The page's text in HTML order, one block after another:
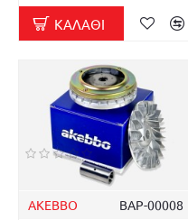
ΚΑΛΆΘΙ
AKEBBO ΒΑΡ-00008